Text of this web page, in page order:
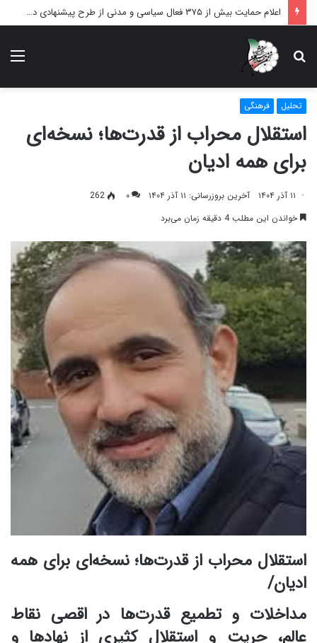
اعلام حمایت بیش از ۳۷۵ فعال سیاسی و مدنی از طرح پیشنهادی دکتر محمدجواد ظریف برای پایان عادلانه جنگ
دنبال
می‌گردید؟تحلیل فرهنگی
استقلال محراب از قدرت‌ها؛ نسخه‌ای
برای همه ادیان
۱۱ آذر ۱۴۰۴ آخرین بروزرسانی: ۱۱ آذر ۱۴۰۴ ۰
262
خواندن این مطلب 4 دقیقه زمان می‌برد
استقلال محراب از قدرت‌ها؛ نسخه‌ای برای همه
ادیان/
مداخلات و تطمیع قدرت‌ها در اقصی نقاط
عالم، حریت و استقلال کثیری از نهادها و